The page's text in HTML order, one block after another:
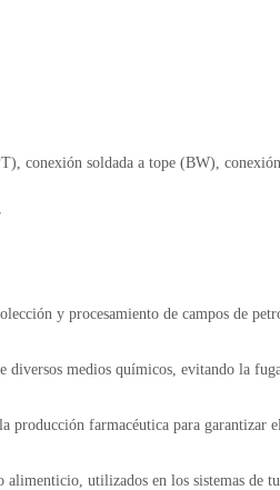
conexión soldada a tope (BW),
y procesamiento de campos de
diversos medios químicos, evitando la
producción farmacéutica para garantizar
alimenticio, utilizados en los sistemas de